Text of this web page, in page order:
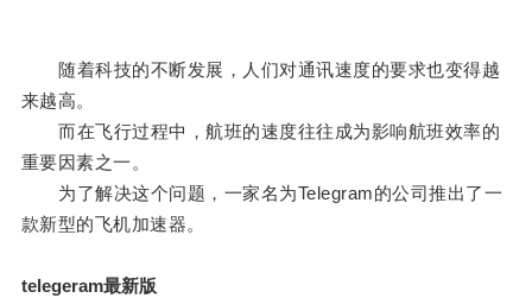
随着科技的不断发展，人们对通讯速度的要求也变得越
来越高。
而在飞行过程中，航班的速度往往成为影响航班效率的
重要因素之一。
为了解决这个问题，一家名为Telegram的公司推出了一
款新型的飞机加速器。
telegeram最新版